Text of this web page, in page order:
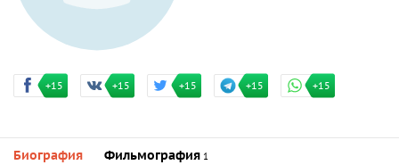
+15 +15 +15 +15 +15
Биография Фильмография 1